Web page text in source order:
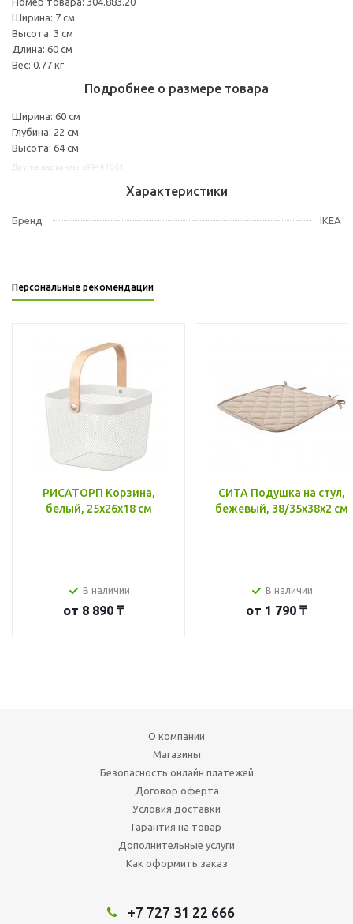
Ширина: 7 см
Высота: 3 см
Длина: 60 см
Вес: 0.77 кг
Подробнее о размере товара
Ширина: 60 см
Глубина: 22 см
Высота: 64 см
Характеристики
Бренд IKEA
Персональные рекомендации
РИСАТОРП Корзина,
белый, 25x26x18 см
В наличии
от 8 890 ₸
СИТА Подушка на стул,
бежевый, 38/35x38x2 см
В наличии
от 1 790 ₸
О компании
Магазины
Безопасность онлайн платежей
Договор оферта
Условия доставки
Гарантия на товар
Дополнительные услуги
Как оформить заказ
+7 727 31 22 666